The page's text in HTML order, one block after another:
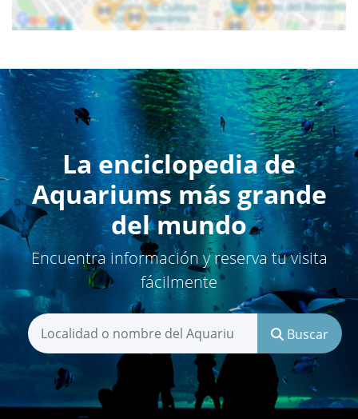
La enciclopedia de
Aquariums más grande
del mundo
Encuentra información y reserva tu visita
fácilmente
Buscar